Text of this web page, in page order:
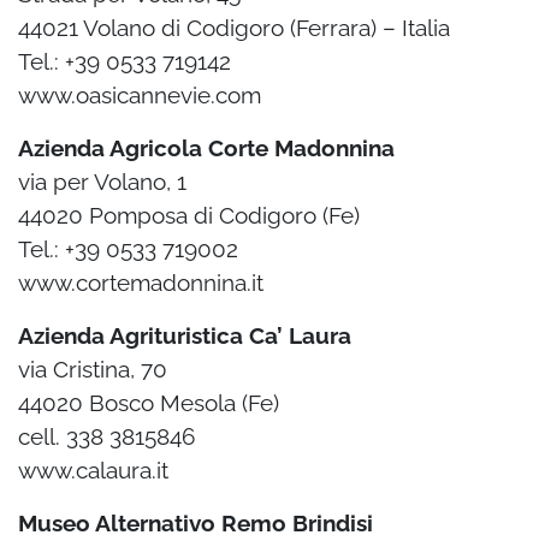
44021 Volano di Codigoro (Ferrara) – Italia
Tel.: +39 0533 719142
www.oasicannevie.com
Azienda Agricola Corte Madonnina
via per Volano, 1
44020 Pomposa di Codigoro (Fe)
Tel.: +39 0533 719002
www.cortemadonnina.it
Azienda Agrituristica Ca’ Laura
via Cristina, 70
44020 Bosco Mesola (Fe)
cell. 338 3815846
www.calaura.it
Museo Alternativo Remo Brindisi